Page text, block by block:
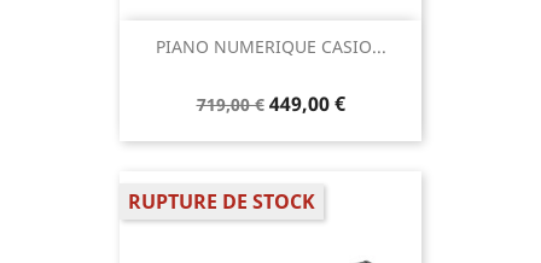
PIANO NUMERIQUE CASIO...
719,00 € 449,00 €
RUPTURE DE STOCK